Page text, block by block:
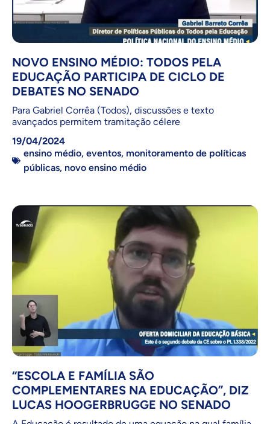
NOVO ENSINO MÉDIO: TODOS PELA
EDUCAÇÃO PARTICIPA DE CICLO DE
DEBATES NO SENADO
Para Gabriel Corrêa (Todos), discussões e texto
avançados permitem tramitação célere
19/04/2024
ensino médio, eventos, monitoramento de políticas
públicas, novo ensino médio
“ESCOLA E FAMÍLIA SÃO
COMPLEMENTARES NA EDUCAÇÃO”, DIZ
LUCAS HOOGERBRUGGE NO SENADO